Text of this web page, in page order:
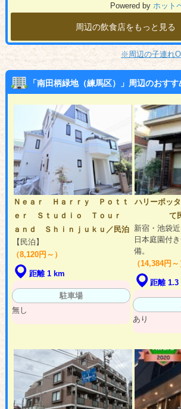
Powered by ホット
周辺の飲食店をもっと見
※周辺の子連れ
「南田柄緑地（練馬区）」周辺のおす
Ｎｅａｒ Ｈａｒｒｙ Ｐｏｔｔ
ｅｒ Ｓｔｕｄｉｏ Ｔｏｕｒ
ａｎｄ Ｓｈｉｎｊｕｋｕ／民泊
【民泊】
（8,120円～）
距離 1 km
駐車場
無し
ハリーポッ
て
新宿・池袋
日本庭園付
備。
（14,384円～
距離 1.3
あり